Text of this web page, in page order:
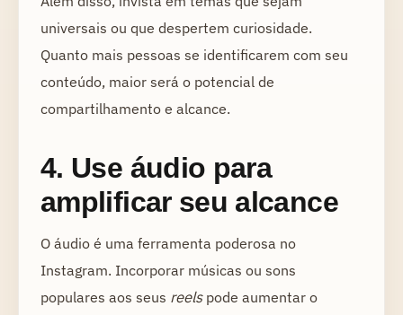
universais ou que despertem curiosidade.
Quanto mais pessoas se identificarem com seu
conteúdo, maior será o potencial de
compartilhamento e alcance.
4. Use áudio para
amplificar seu alcance
O áudio é uma ferramenta poderosa no
Instagram. Incorporar músicas ou sons
populares aos seus reelspode aumentar o